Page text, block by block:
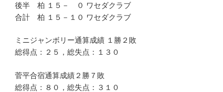
後半 柏 １５－ ０ ワセダクラブ
合計 柏 １５－１０ ワセダクラブ
ミニジャンボリー通算成績 １勝２敗
総得点：２５，総失点：１３０
菅平合宿通算成績２勝７敗
総得点：８０，総失点：３１０